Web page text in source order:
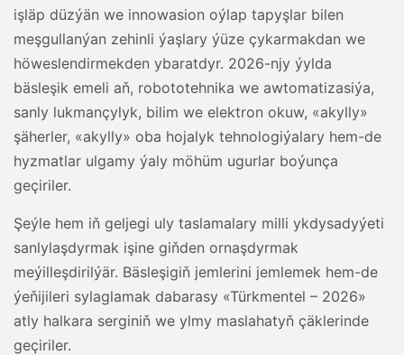
işläp düzýän we innowasion oýlap tapyşlar bilen
meşgullanýan zehinli ýaşlary ýüze çykarmakdan we
höweslendirmekden ybaratdyr. 2026-njy ýylda
bäsleşik emeli aň, robototehnika we awtomatizasiýa,
sanly lukmançylyk, bilim we elektron okuw, «akylly»
şäherler, «akylly» oba hojalyk tehnologiýalary hem-de
hyzmatlar ulgamy ýaly möhüm ugurlar boýunça
geçiriler.
Şeýle hem iň geljegi uly taslamalary milli ykdysadyýeti
sanlylaşdyrmak işine giňden ornaşdyrmak
meýilleşdirilýär. Bäsleşigiň jemlerini jemlemek hem-de
ýeňijileri sylaglamak dabarasy «Türkmentel – 2026»
atly halkara serginiň we ylmy maslahatyň çäklerinde
geçiriler.